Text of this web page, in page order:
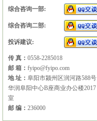
综合咨询一部:
综合咨询二部:
投诉建议:
传 真： 0558-2285018
邮 箱： fyipo@fyipo.com
地 址： 阜阳市颍州区润河路588号
华润阜阳中心B座商业办公楼2017
室
邮 编： 236000